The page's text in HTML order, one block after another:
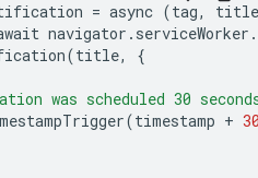
= async (tag,
title
navigator . serviceWorker .
(title,
{
was scheduled 30
(timestamp +